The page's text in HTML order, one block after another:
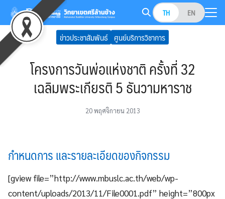
Skip
content
TH EN
Search
for: ข่าวประชาสัมพันธ์ ศูนย์บริการวิชาการ
โครงการวันพ่อแห่งชาติ ครั้งที่ 32
เฉลิมพระเกียรติ 5 ธันวามหาราช
20 พฤศจิกายน 2013
กำหนดการ และรายละเอียดของกิจกรรม
[gview file=”http://www.mbuslc.ac.th/web/wp-
content/uploads/2013/11/File0001.pdf” height=”800px